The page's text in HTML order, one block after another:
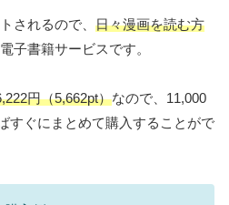
されるので、 日々漫画を読む方
子書籍サービスです。
円（5,662pt）なので、11,000
すぐにまとめて購入することがで